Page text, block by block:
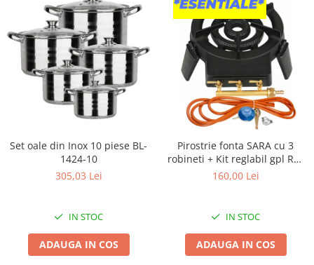
Kit-uri Supravietuire si Accesorii
Camping
Curatenie si menaj
Accesorii ingrijire casa
Accesorii maturi, mopuri si galeti
Aparate de calcat
Aspiratoare electrice
Cutii depozitare medicamente
Cutii pentru chei
incaltaminte
Perii de curatare
Set oale din Inox 10 piese BL-
1424-10
305,03 Lei
IN STOC
ADAUGA IN COS
Pirostrie fonta SARA cu 3
robineti + Kit reglabil gpl RH-
10 + Tub flex 2M+2 Coliere
160,00 Lei
IN STOC
ADAUGA IN COS